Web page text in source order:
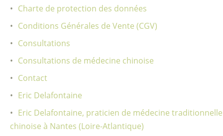
Charte de protection des données
Conditions Générales de Vente (CGV)
Consultations
Consultations de médecine chinoise
Contact
Eric Delafontaine
Eric Delafontaine, praticien de médecine traditionnelle
chinoise à Nantes (Loire-Atlantique)